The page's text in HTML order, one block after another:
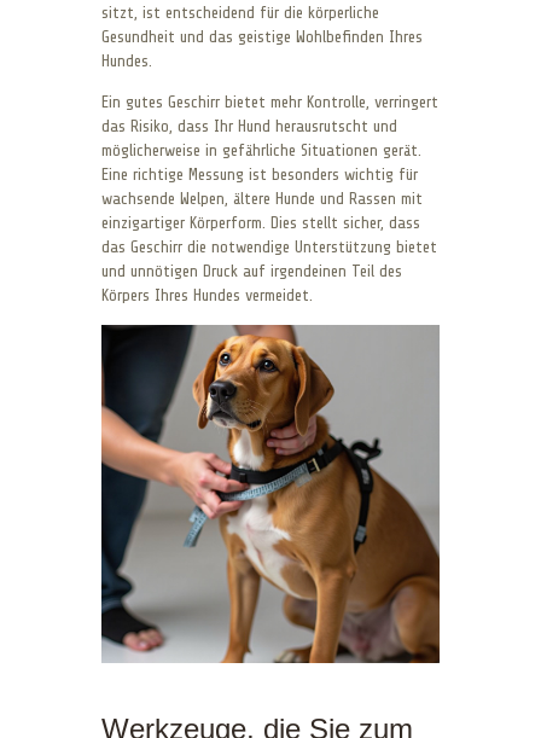
sitzt, ist entscheidend für die körperliche
Gesundheit und das geistige Wohlbefinden Ihres
Hundes.
Ein gutes Geschirr bietet mehr Kontrolle, verringert
das Risiko, dass Ihr Hund herausrutscht und
möglicherweise in gefährliche Situationen gerät.
Eine richtige Messung ist besonders wichtig für
wachsende Welpen, ältere Hunde und Rassen mit
einzigartiger Körperform. Dies stellt sicher, dass
das Geschirr die notwendige Unterstützung bietet
und unnötigen Druck auf irgendeinen Teil des
Körpers Ihres Hundes vermeidet.
Werkzeuge, die Sie zum